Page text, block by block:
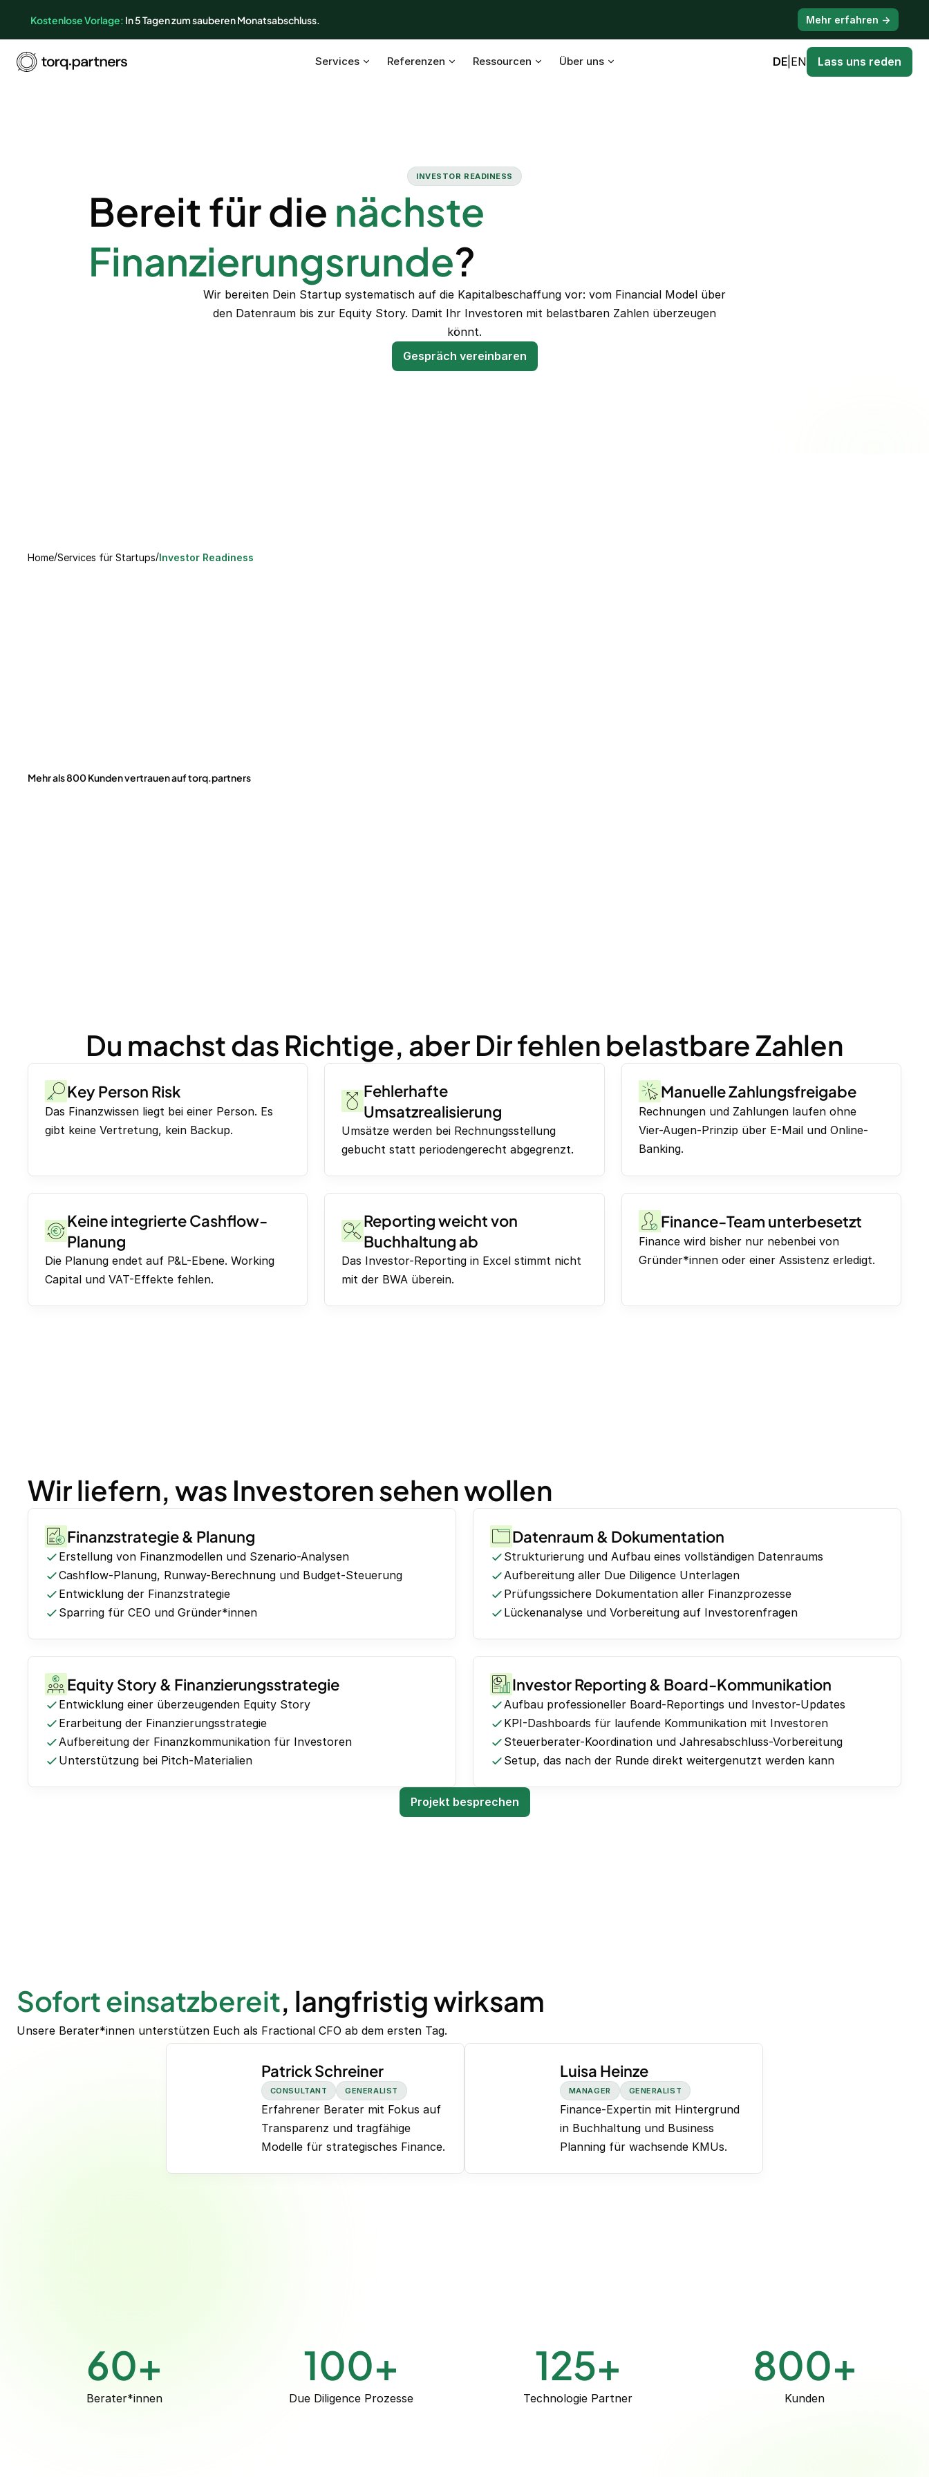
Kostenlose Vorlage: In 5 Tagen zum sauberen Monatsabschluss. Mehr erfahren →
Services Referenzen Ressourcen Über uns DE EN Lass uns reden
INVESTOR READINESS
Bereit für die nächste
Finanzierungsrunde?
Wir bereiten Dein Startup systematisch auf die Kapitalbeschaffung vor: vom Financial Model über
den Datenraum bis zur Equity Story. Damit Ihr Investoren mit belastbaren Zahlen überzeugen
könnt.
Gespräch vereinbaren
Home/Services für Startups/Investor Readiness
Mehr als 800 Kunden vertrauen auf torq.partners
Du machst das Richtige, aber Dir fehlen belastbare Zahlen
Key Person Risk
Das Finanzwissen liegt bei einer Person. Es
gibt keine Vertretung, kein Backup.
Fehlerhafte
Umsatzrealisierung
Umsätze werden bei Rechnungsstellung
gebucht statt periodengerecht abgegrenzt.
Manuelle Zahlungsfreigabe
Rechnungen und Zahlungen laufen ohne
Vier-Augen-Prinzip über E-Mail und Online-
Banking.
Keine integrierte Cashflow-
Planung
Die Planung endet auf P&L-Ebene. Working
Capital und VAT-Effekte fehlen.
Reporting weicht von
Buchhaltung ab
Das Investor-Reporting in Excel stimmt nicht
mit der BWA überein.
Finance-Team unterbesetzt
Finance wird bisher nur nebenbei von
Gründer*innen oder einer Assistenz erledigt.
Wir liefern, was Investoren sehen wollen
Finanzstrategie & Planung
Erstellung von Finanzmodellen und Szenario-Analysen
Cashflow-Planung, Runway-Berechnung und Budget-Steuerung
Entwicklung der Finanzstrategie
Sparring für CEO und Gründer*innen
Datenraum & Dokumentation
Strukturierung und Aufbau eines vollständigen Datenraums
Aufbereitung aller Due Diligence Unterlagen
Prüfungssichere Dokumentation aller Finanzprozesse
Lückenanalyse und Vorbereitung auf Investorenfragen
Equity Story & Finanzierungsstrategie
Entwicklung einer überzeugenden Equity Story
Erarbeitung der Finanzierungsstrategie
Aufbereitung der Finanzkommunikation für Investoren
Unterstützung bei Pitch-Materialien
Investor Reporting & Board-Kommunikation
Aufbau professioneller Board-Reportings und Investor-Updates
KPI-Dashboards für laufende Kommunikation mit Investoren
Steuerberater-Koordination und Jahresabschluss-Vorbereitung
Setup, das nach der Runde direkt weitergenutzt werden kann
Projekt besprechen
Sofort einsatzbereit, langfristig wirksam
Unsere Berater*innen unterstützen Euch als Fractional CFO ab dem ersten Tag.
Patrick Schreiner
CONSULTANT GENERALIST
Erfahrener Berater mit Fokus auf
Transparenz und tragfähige
Modelle für strategisches Finance.
Luisa Heinze
MANAGER GENERALIST
Finance-Expertin mit Hintergrund
in Buchhaltung und Business
Planning für wachsende KMUs.
60+
Berater*innen
100+
Due Diligence Prozesse
125+
Technologie Partner
800+
Kunden